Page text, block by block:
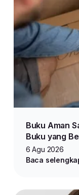
Buku Aman
Buku yang
6 Agu 2026
Baca